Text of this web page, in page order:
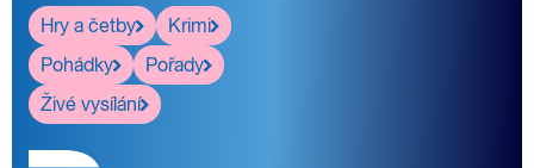
Hry a četby
Krimi
Pohádky
Pořady
Živé vysílání